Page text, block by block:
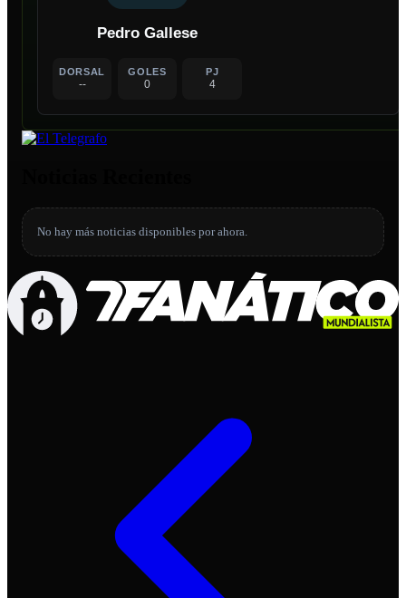
Pedro Gallese
DORSAL
--
GOLES
0
PJ
4
No hay más noticias disponibles por ahora.